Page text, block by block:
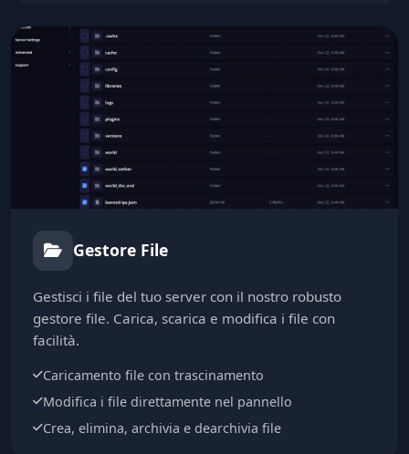
Gestore File
Gestisci i file del tuo server con il nostro robusto
gestore file. Carica, scarica e modifica i file con
facilità.
Caricamento file con trascinamento
Modifica i file direttamente nel pannello
Crea, elimina, archivia e dearchivia file